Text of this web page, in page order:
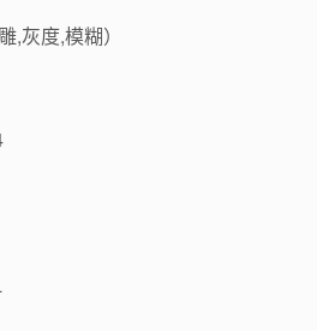
,灰度,模糊）